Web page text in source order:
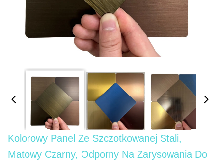
Kolorowy Panel Ze Szczotkowanej Stali,
Matowy Czarny, Odporny Na Zarysowania Do